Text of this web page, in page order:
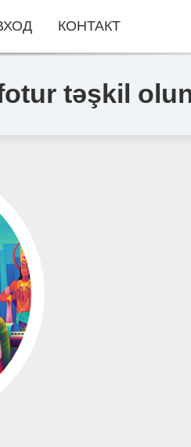
təşkil
КОНТАКТ